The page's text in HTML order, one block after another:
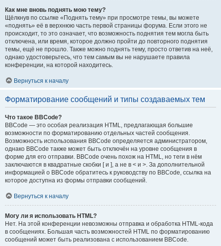
Как мне вновь поднять мою тему?
Щёлкнув по ссылке «Поднять тему» при просмотре темы, вы можете
«поднять» её в верхнюю часть первой страницы форума. Если этого не
происходит, то это означает, что возможность поднятия тем могла быть
отключена, или время, которое должно пройти до повторного поднятия
темы, ещё не прошло. Также можно поднять тему, просто ответив на неё,
однако удостоверьтесь, что тем самым вы не нарушаете правила
конференции, на которой находитесь.
Вернуться к началу
Форматирование сообщений и типы создаваемых тем
Что такое BBCode?
BBCode — это особая реализация HTML, предлагающая большие
возможности по форматированию отдельных частей сообщения.
Возможность использования BBCode определяется администратором,
однако BBCode также может быть отключён на уровне сообщения в
форме для его отправки. BBCode очень похож на HTML, но теги в нём
заключаются в квадратные скобки [ и ], а не в < и >. За дополнительной
информацией о BBCode обратитесь к руководству по BBCode, ссылка на
которое доступна из формы отправки сообщений.
Вернуться к началу
Могу ли я использовать HTML?
Нет. На этой конференции невозможны отправка и обработка HTML-кода
в сообщениях. Большая часть возможностей HTML по форматированию
сообщений может быть реализована с использованием BBCode.